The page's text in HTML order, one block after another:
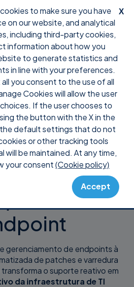
X
to make sure you have
on our website, and analytical
including third-party cookies,
information about how you
to generate statistics and
in line with your preferences.
you consent to the use of all
Cookies will allow the user
If the user chooses to
the button with the X in the
default settings that do not
or other tracking tools
will be maintained. At any time,
your consent(Cookie policy)
Accept
de
e
controle
do
gerenciamento de endpoints à
de patches e varredura
o suporte reativo em
da infraestrutura de TI